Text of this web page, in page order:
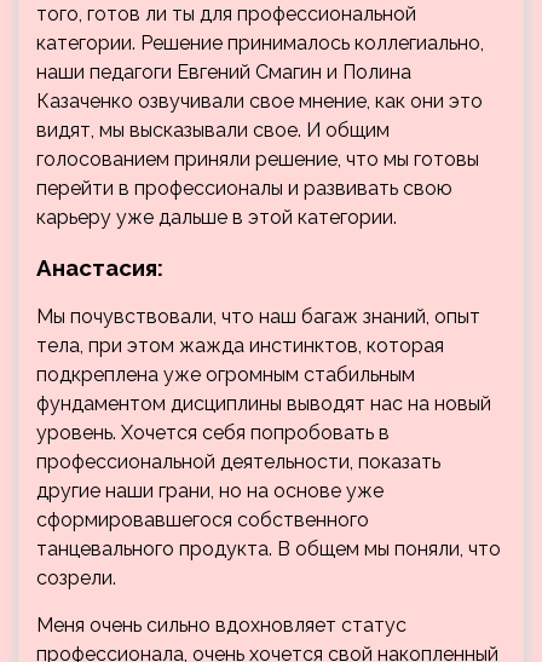
того, готов ли ты для профессиональной
категории. Решение принималось коллегиально,
наши педагоги Евгений Смагин и Полина
Казаченко озвучивали свое мнение, как они это
видят, мы высказывали свое. И общим
голосованием приняли решение, что мы готовы
перейти в профессионалы и развивать свою
карьеру уже дальше в этой категории.
Анастасия:
Мы почувствовали, что наш багаж знаний, опыт
тела, при этом жажда инстинктов, которая
подкреплена уже огромным стабильным
фундаментом дисциплины выводят нас на новый
уровень. Хочется себя попробовать в
профессиональной деятельности, показать
другие наши грани, но на основе уже
сформировавшегося собственного
танцевального продукта. В общем мы поняли, что
созрели.
Меня очень сильно вдохновляет статус
профессионала, очень хочется свой накопленный